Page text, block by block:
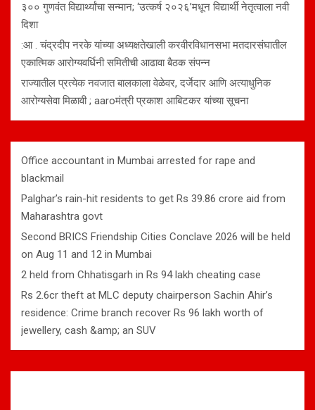
३०० गुणवंत विद्यार्थ्यांचा सन्मान; ‘उत्कर्ष २०२६’मधून विद्यार्थी नेतृत्वाला नवी
दिशा
:आ . चंद्रदीप नरके यांच्या अध्यक्षतेखाली करवीरविधानसभा मतदारसंघातील
एकात्मिक आरोग्यवर्धिनी समितीची आढावा बैठक संपन्न
राज्यातील प्रत्येक नवजात बालकाला वेळेवर, दर्जेदार आणि अत्याधुनिक
आरोग्यसेवा मिळावी ; aaroमंत्री प्रकाश आबिटकर यांच्या सूचना
Office accountant in Mumbai arrested for rape and
blackmail
Palghar’s rain-hit residents to get Rs 39.86 crore aid from
Maharashtra govt
Second BRICS Friendship Cities Conclave 2026 will be held
on Aug 11 and 12 in Mumbai
2 held from Chhatisgarh in Rs 94 lakh cheating case
Rs 2.6cr theft at MLC deputy chairperson Sachin Ahir’s
residence: Crime branch recover Rs 96 lakh worth of
jewellery, cash &amp; an SUV